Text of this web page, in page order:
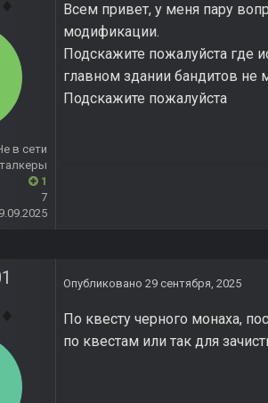
в сети
1
7
Всем привет, у меня пару
модификации.
Подскажите пожалуйста где
главном здании бандитов не
Подскажите пожалуйста
Опубликовано 29 сентября, 2025
По квесту черного монаха,
по квестам или так для